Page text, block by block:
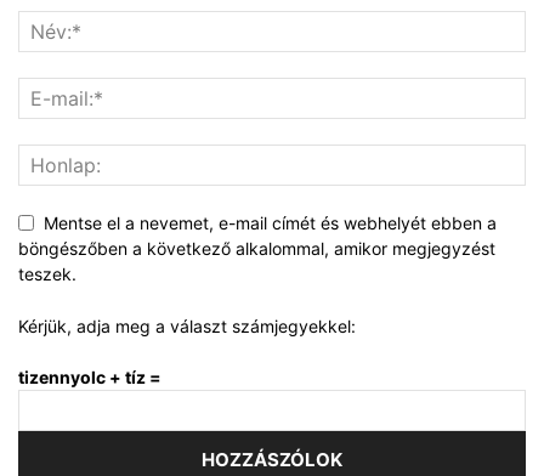
Mentse el a nevemet, e-mail címét és webhelyét ebben a
böngészőben a következő alkalommal, amikor megjegyzést
teszek.
Kérjük, adja meg a választ számjegyekkel:
tizennyolc + tíz =